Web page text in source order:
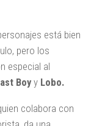
está bien
pero los
especial al
Boyy Lobo.
colabora con